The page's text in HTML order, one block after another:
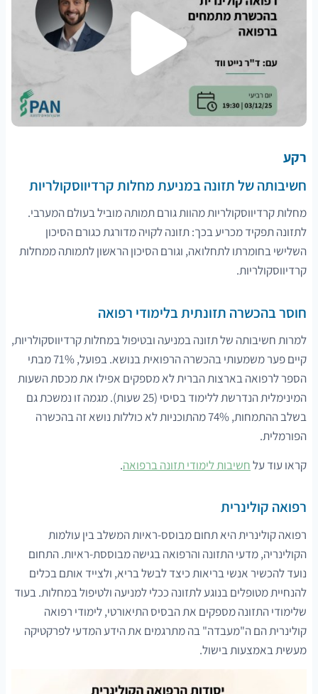
רקע
חשיבותה של תזונה במניעת מחלות קרדיווסקולריות
מחלות קרדיווסקולריות מהוות גורם תמותה מוביל בעולם המערבי.
לתזונה תפקיד מכריע בכך: תזונה לקויה מדורגת כגורם הסיכון
השלישי בחומרתו לתחלואה, וגורם הסיכון הראשון לתמותה ממחלות
קרדיווסקולריות.
חוסר בהכשרה תזונתית בלימודי רפואה
למרות חשיבותה של תזונה במניעה ובטיפול במחלות קרדיווסקולריות,
קיים פער משמעותי בהכשרה הרפואית בנושא. בפועל, 71% מבתי
הספר לרפואה בארצות הברית לא מספקים אפילו את מכסת השעות
המינימלית הנדרשת ללימוד בסיסי (25 שעות). מגמה זו נמשכת גם
בשלב ההתמחות, 74% מהתוכניות לא כוללות נושא זה בהכשרה
הפורמלית.
קראו עוד עלחשיבות לימודי תזונה ברפואה.
רפואה קולינרית
רפואה קולינרית היא תחום מבוסס-ראיות המשלב בין עולמות
הקולינריה, מדעי התזונה והרפואה בגישה מבוססת-ראיות. התחום
נועד להכשיר אנשי בריאות כיצד לבשל בריא, ולצייד אותם בכלים
להנחיית מטופלים בנוגע לתזונה ככלי למניעה ולטיפול במחלות. בעוד
שלימודי התזונה מספקים את הבסיס התיאורטי, לימודי רפואה
קולינרית הם ה"מעבדה" בה מתרגמים את הידע המדעי לפרקטיקה
מעשית באמצעות בישול.